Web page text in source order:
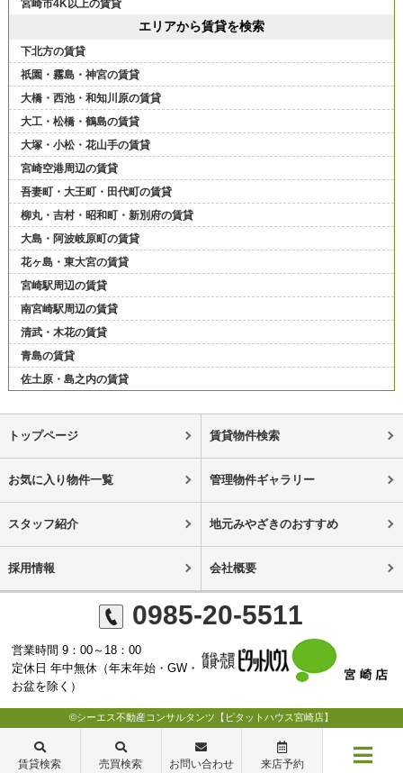
宮崎市4K以上の賃貸
エリアから賃貸を検索
下北方の賃貸
祇園・霧島・神宮の賃貸
大橋・西池・和知川原の賃貸
大工・松橋・鶴島の賃貸
大塚・小松・花山手の賃貸
宮崎空港周辺の賃貸
吾妻町・大王町・田代町の賃貸
柳丸・吉村・昭和町・新別府の賃貸
大島・阿波岐原町の賃貸
花ヶ島・東大宮の賃貸
宮崎駅周辺の賃貸
南宮崎駅周辺の賃貸
清武・木花の賃貸
青島の賃貸
佐土原・島之内の賃貸
トップページ 賃貸物件検索
お気に入り物件一覧 管理物件ギャラリー
スタッフ紹介 地元みやざきのおすすめ
採用情報 会社概要
0985-20-5511
営業時間 9：00～18：00
定休日 年中無休（年末年始・GW・
お盆を除く）
©シーエス不動産コンサルタンツ【ピタットハウス宮崎店】
賃貸検索 売買検索 お問い合わせ 来店予約